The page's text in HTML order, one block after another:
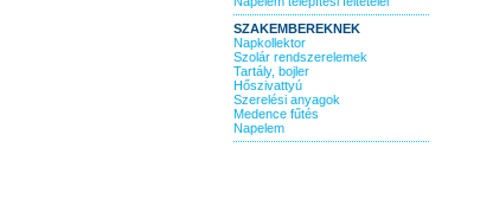
SZAKEMBEREKNEK
Napkollektor
Szolár rendszerelemek
Tartály, bojler
Hőszivattyú
Szerelési anyagok
Medence fűtés
Napelem